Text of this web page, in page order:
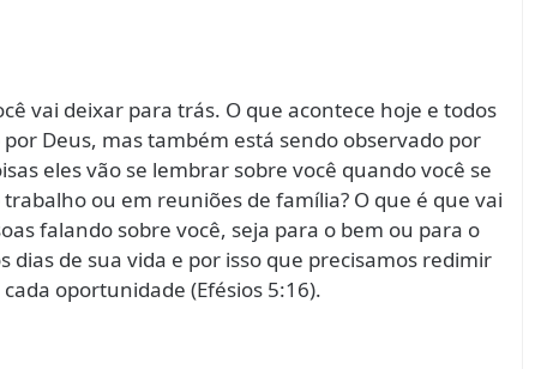
vai deixar para trás. O que acontece hoje e todos
Deus, mas também está sendo observado por
eles vão se lembrar sobre você quando você se
ou em reuniões de família? O que é que vai
falando sobre você, seja para o bem ou para o
dias de sua vida e por isso que precisamos redimir
oportunidade (Efésios 5:16).